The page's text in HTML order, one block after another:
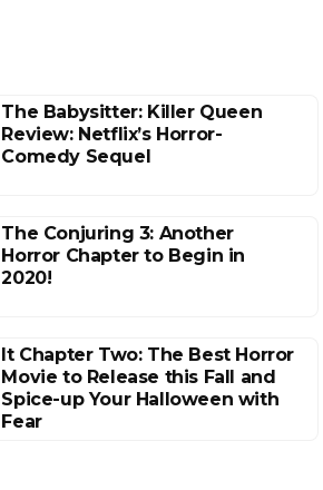
The Babysitter: Killer Queen
Review: Netflix’s Horror-
Comedy Sequel
The Conjuring 3: Another
Horror Chapter to Begin in
2020!
It Chapter Two: The Best Horror
Movie to Release this Fall and
Spice-up Your Halloween with
Fear